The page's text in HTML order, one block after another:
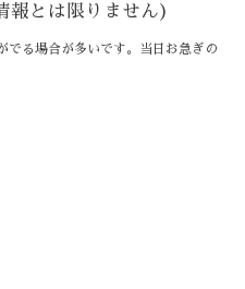
とは限りません)
る場合が多いです。当日お急ぎの